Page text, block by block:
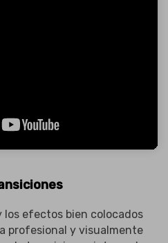
los efectos bien colocados
profesional y visualmente